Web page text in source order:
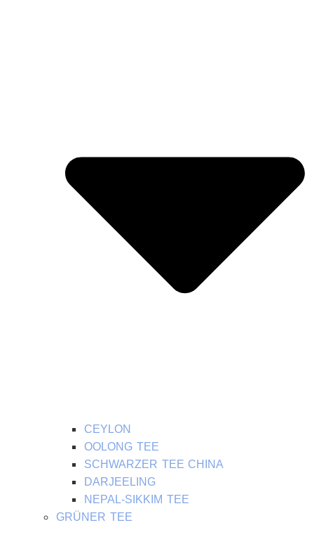
CEYLON
OOLONG TEE
SCHWARZER TEE CHINA
DARJEELING
NEPAL-SIKKIM TEE
GRÜNER TEE